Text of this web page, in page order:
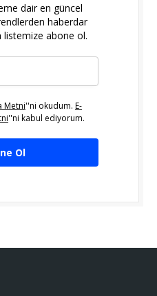
dair en güncel
haberdar
abone ol.
Metni''ni okudum. E-
''ni kabul ediyorum.
Ol